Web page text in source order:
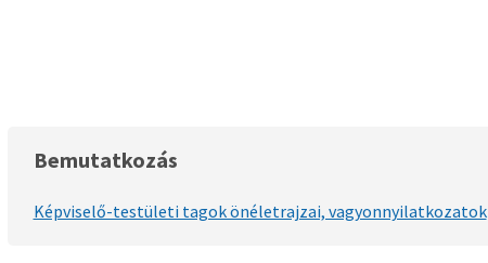
Bemutatkozás
Képviselő-testületi tagok önéletrajzai, vagyonnyilatkozatok